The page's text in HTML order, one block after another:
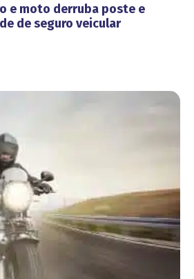
e moto derruba poste e
de seguro veicular